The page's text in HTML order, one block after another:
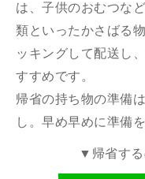
は、子供のおむつな
類といったかさばる
ッキングして配送し
すすめです。
帰省の持ち物の準備
し。早め早めに準備
▼帰省する